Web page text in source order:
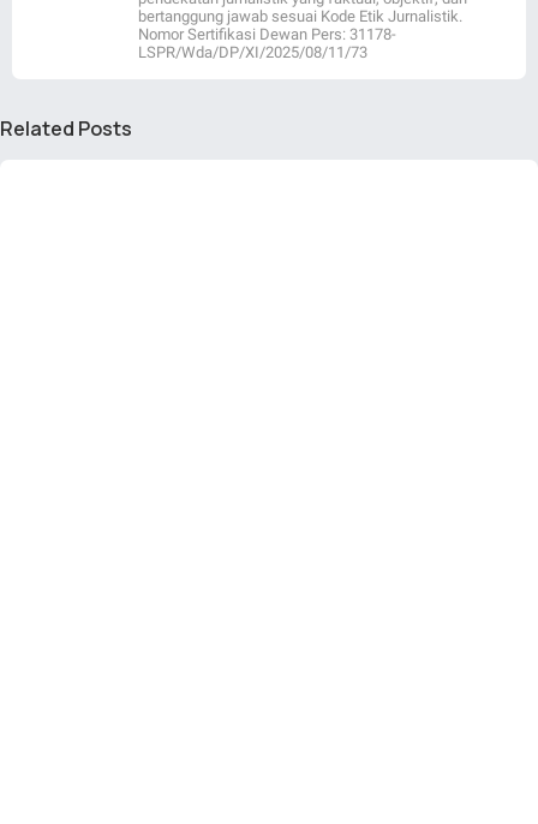
bertanggung jawab sesuai Kode Etik Jurnalistik.
Nomor Sertifikasi Dewan Pers: 31178-
LSPR/Wda/DP/XI/2025/08/11/73
Related Posts